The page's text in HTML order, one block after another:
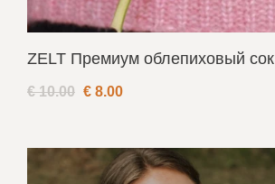
ZELT Премиум oблепиховый сок
€ 10.00 € 8.00